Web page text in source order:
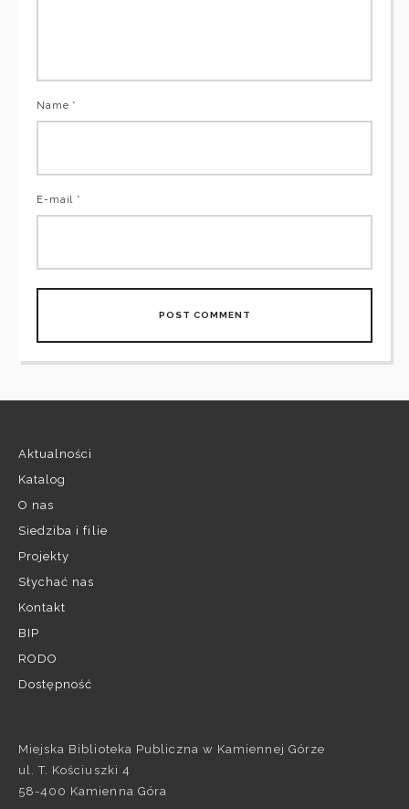
Name *
E-mail *
Aktualności
Katalog
O nas
Siedziba i filie
Projekty
Słychać nas
Kontakt
BIP
RODO
Dostępność
Miejska Biblioteka Publiczna w Kamiennej Górze
ul. T. Kościuszki 4
58-400 Kamienna Góra